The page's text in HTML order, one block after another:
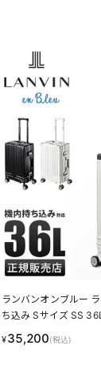
ランバンオンブルー
ち込み Sサイズ SS
Bleu LINECPN
¥35,200(税込)